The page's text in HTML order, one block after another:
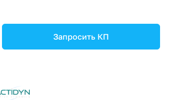
Запросить КП